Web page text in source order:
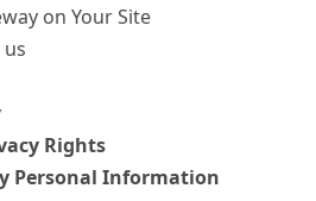
on Your Site
Rights
Personal Information